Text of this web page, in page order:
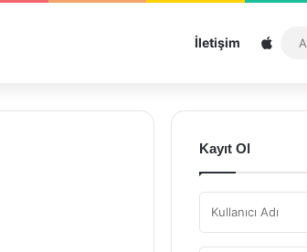
İletişim
Kayıt Ol